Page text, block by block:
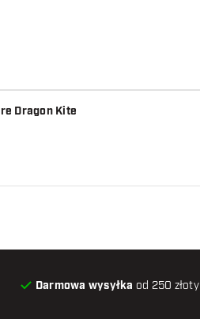
Dragon Kite
Darmowa wysyłka od 250 złoty